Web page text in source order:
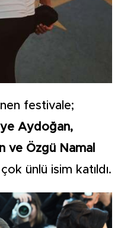
festivale;
Aydoğan,
ve Özgü Namal
ünlü isim katıldı.